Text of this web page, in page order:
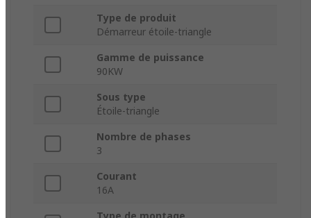
Type de produit
Démarreur étoile-triangle
Gamme de puissance
90KW
Sous type
Étoile-triangle
Nombre de phases
3
Courant
16A